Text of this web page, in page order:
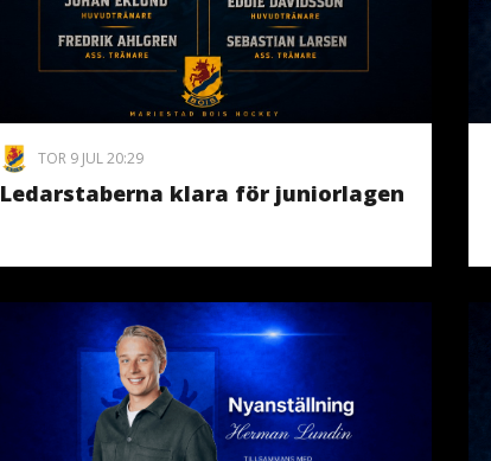
TOR 9 JUL 20:29
Ledarstaberna klara för juniorlagen